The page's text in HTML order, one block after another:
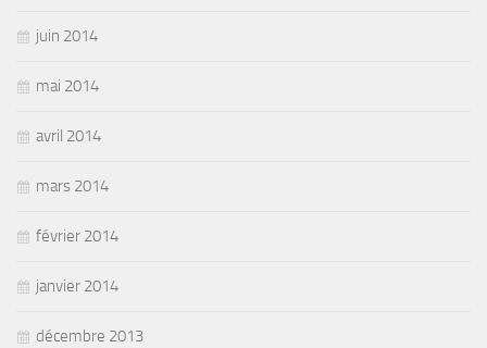
juin 2014
mai 2014
avril 2014
mars 2014
février 2014
janvier 2014
décembre 2013